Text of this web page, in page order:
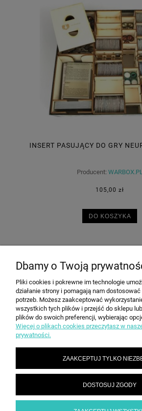
INSERT PASUJĄCY DO GRY
Producent:
105,00 zł
DO KOSZYKA
POMOC
MOJE KONTO
PŁATNOŚCI I
INFORMACJE
Dbamy o Twoją
Pliki cookies i pokrewne im technologie
działanie strony i pomagają nam
potrzeb. Możesz zaakceptować
wszystkich tych plików i przejść do sklepu
plików do swoich preferencji, wybierając
Więcej o plikach cookies przeczytasz w
prywatności.
ZAAKCEPTUJ TYLKO
DOSTOSUJ ZGODY